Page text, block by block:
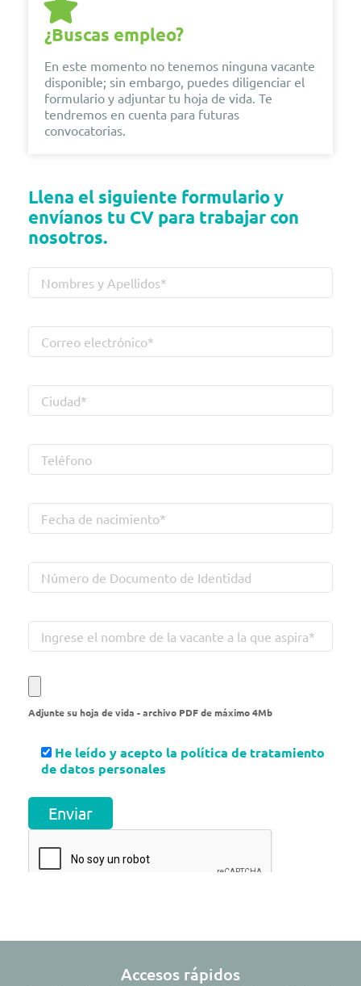
¿Buscas empleo?
En este momento no tenemos ninguna vacante
disponible; sin embargo, puedes diligenciar el
formulario y adjuntar tu hoja de vida. Te
tendremos en cuenta para futuras
convocatorias.
Llena el siguiente formulario y
envíanos tu CV para trabajar con
nosotros.
Adjunte su hoja de vida - archivo PDF de máximo 4Mb
He leído y acepto la política de tratamiento
de datos personales
Accesos rápidos